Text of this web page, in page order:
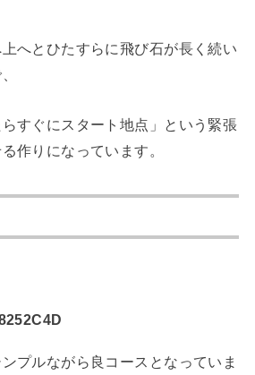
へとひたすらに飛び石が長く続い
すぐにスタート地点」という緊張
作りになっています。
プルながら良コースとなっていま